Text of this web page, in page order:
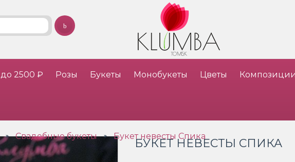
до 2500 ₽ Розы Букеты Монобукеты Цветы
» Свадебные букеты » Букет невесты Спика
БУКЕТ НЕВЕСТЫ СПИКА